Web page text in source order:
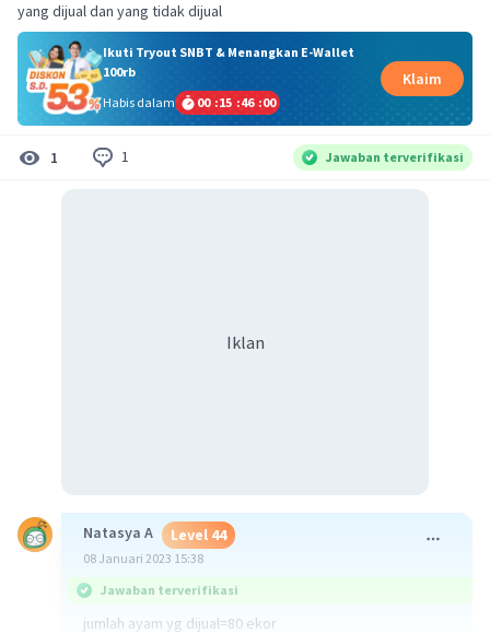
yang dijual dan yang tidak dijual
Ikuti Tryout SNBT & Menangkan E-Wallet
100rb
Habis dalam
00 :15 :46 :00
Klaim
1 1 Jawaban terverifikasi
Iklan
Natasya A Level 44
08 Januari 2023 15:38
Jawaban terverifikasi
jumlah ayam yg dijual=80 ekor